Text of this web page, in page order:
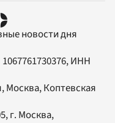
новости дня
ИНН
Москва, Коптевская
, г. Москва,